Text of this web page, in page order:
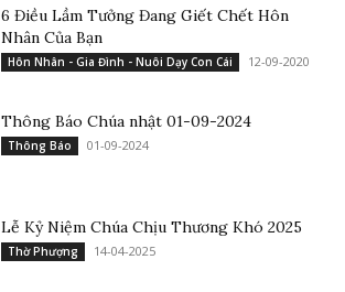
6 Điều Lầm Tưởng Đang Giết Chết Hôn
Nhân Của Bạn
Hôn Nhân - Gia Đình - Nuôi Dạy Con Cái 12-09-2020
Thông Báo Chúa nhật 01-09-2024
Thông Báo 01-09-2024
Lễ Kỷ Niệm Chúa Chịu Thương Khó 2025
Thờ Phượng 14-04-2025